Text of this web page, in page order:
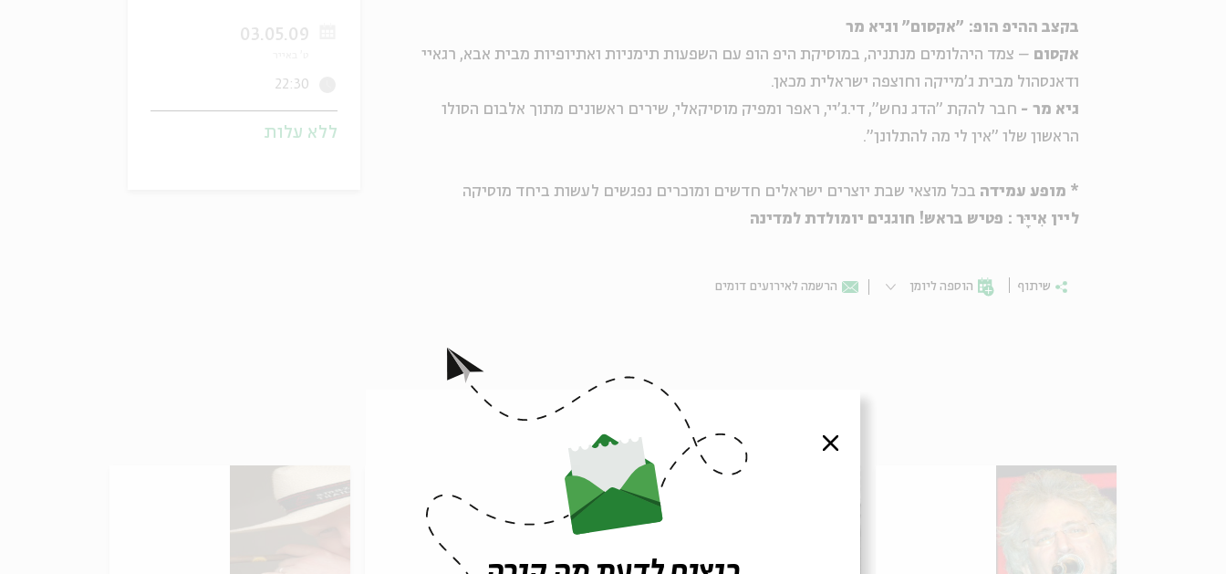
בקצב ההיפ הופ: "אקסום" וגיא מר
אקסום – צמד היהלומים מנתניה, במוסיקת היפ הופ עם השפעות תימניות ואתיופיות מבית אבא, רגאיי
ודאנסהול מבית ג'מייקה וחוצפה ישראלית מכאן.
גיא מר - חבר להקת "הדג נחש", די.ג'יי, ראפר ומפיק מוסיקאלי, שירים ראשונים מתוך אלבום הסולו
הראשון שלו "אין לי מה להתלונן".
* מופע עמידה בכל מוצאי שבת יוצרים ישראלים חדשים ומוכרים נפגשים לעשות ביחד מוסיקה
ליין אִייָּר : פטיש בראש! חוגגים יומולדת למדינה
שיתוף הוספה ליומן הרשמה לאירועים דומים
03.05.09
22:30
ללא עלות
אירועים נוספים בסדרה
סגור